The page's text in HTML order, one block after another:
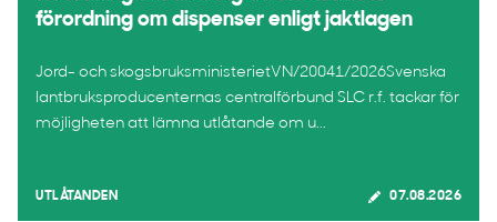
förordning om dispenser enligt jaktlagen
Jord- och skogsbruksministerietVN/20041/2026Svenska
lantbruksproducenternas centralförbund SLC r.f. tackar för
möjligheten att lämna utlåtande om u...
UTLÅTANDEN 07.08.2026